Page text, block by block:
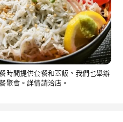
時間提供套餐和蓋飯。我們也舉辦
聚會。詳情請洽店。